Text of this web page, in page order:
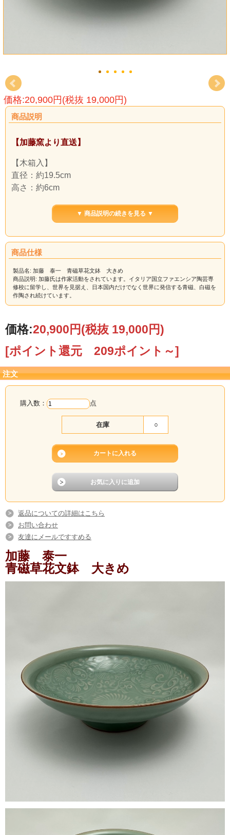
価格:20,900円(税抜 19,000円)
商品説明
【加藤窯より直送】
【木箱入】
直径：約19.5cm
高さ：約6cm
青磁草花文鉢のやや大きめのものです。
です。
【ご注意】
在庫切れの場合、納品までお日にちを頂戴する場合がご
ざいます。 その際にはご注文承り後、当店からご連絡い
▼ 商品説明の続きを見る ▼
商品仕様
製品名: 加藤 泰一 青磁草花文鉢 大きめ
商品説明: 加藤氏は作家活動をされています。イタリア国立ファエンシア陶芸専
修校に留学し、世界を見据え、日本国内だけでなく世界に発信する青磁、白磁を
作陶され続けています。
価格:20,900円(税抜 19,000円)
[ポイント還元 209ポイント～]
注文
購入数： 点
在庫 ○
返品についての詳細はこちら
お問い合わせ
友達にメールですすめる
加藤 泰一
青磁草花文鉢 大きめ